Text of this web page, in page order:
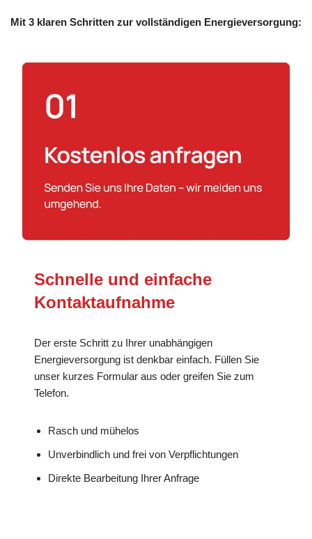
Mit 3 klaren Schritten zur vollständigen Energieversorgung:
Schnelle und einfache
Kontaktaufnahme
Der erste Schritt zu Ihrer unabhängigen
Energieversorgung ist denkbar einfach. Füllen Sie
unser kurzes Formular aus oder greifen Sie zum
Telefon.
Rasch und mühelos
Unverbindlich und frei von Verpflichtungen
Direkte Bearbeitung Ihrer Anfrage